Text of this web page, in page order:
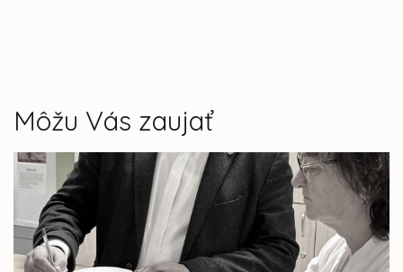
Môžu Vás zaujať